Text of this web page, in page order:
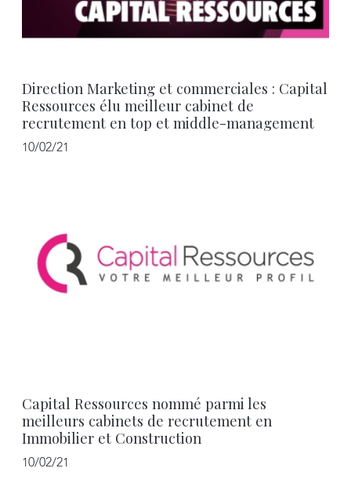
Direction Marketing et commerciales : Capital
Ressources élu meilleur cabinet de
recrutement en top et middle-management
10/02/21
Capital Ressources nommé parmi les
meilleurs cabinets de recrutement en
Immobilier et Construction
10/02/21